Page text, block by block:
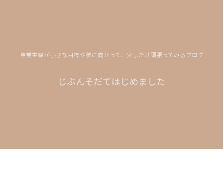
専業主婦が小さな目標や夢に向かって、少しだけ頑張ってみるブログ
じぶんそだてはじめました